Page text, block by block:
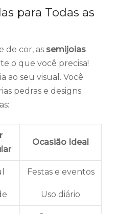
para Todas as
de cor, as semijoias
o que você precisa!
ao seu visual. Você
pedras e designs.
Ocasião Ideal
Festas e eventos
Uso diário